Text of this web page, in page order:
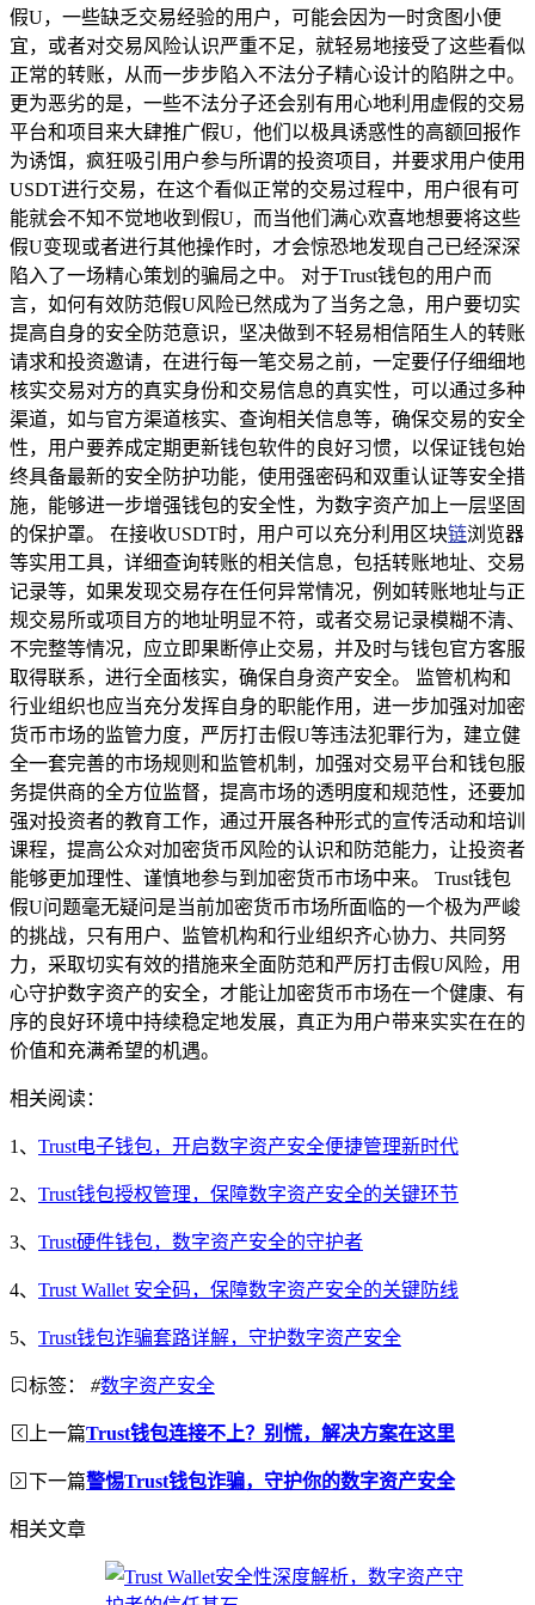
假U，一些缺乏交易经验的用户，可能会因为一时贪图小便
宜，或者对交易风险认识严重不足，就轻易地接受了这些看似
正常的转账，从而一步步陷入不法分子精心设计的陷阱之中。
更为恶劣的是，一些不法分子还会别有用心地利用虚假的交易
平台和项目来大肆推广假U，他们以极具诱惑性的高额回报作
为诱饵，疯狂吸引用户参与所谓的投资项目，并要求用户使用
USDT进行交易，在这个看似正常的交易过程中，用户很有可
能就会不知不觉地收到假U，而当他们满心欢喜地想要将这些
假U变现或者进行其他操作时，才会惊恐地发现自己已经深深
陷入了一场精心策划的骗局之中。 对于Trust钱包的用户而
言，如何有效防范假U风险已然成为了当务之急，用户要切实
提高自身的安全防范意识，坚决做到不轻易相信陌生人的转账
请求和投资邀请，在进行每一笔交易之前，一定要仔仔细细地
核实交易对方的真实身份和交易信息的真实性，可以通过多种
渠道，如与官方渠道核实、查询相关信息等，确保交易的安全
性，用户要养成定期更新钱包软件的良好习惯，以保证钱包始
终具备最新的安全防护功能，使用强密码和双重认证等安全措
施，能够进一步增强钱包的安全性，为数字资产加上一层坚固
的保护罩。 在接收USDT时，用户可以充分利用区块链浏览器
等实用工具，详细查询转账的相关信息，包括转账地址、交易
记录等，如果发现交易存在任何异常情况，例如转账地址与正
规交易所或项目方的地址明显不符，或者交易记录模糊不清、
不完整等情况，应立即果断停止交易，并及时与钱包官方客服
取得联系，进行全面核实，确保自身资产安全。 监管机构和
行业组织也应当充分发挥自身的职能作用，进一步加强对加密
货币市场的监管力度，严厉打击假U等违法犯罪行为，建立健
全一套完善的市场规则和监管机制，加强对交易平台和钱包服
务提供商的全方位监督，提高市场的透明度和规范性，还要加
强对投资者的教育工作，通过开展各种形式的宣传活动和培训
课程，提高公众对加密货币风险的认识和防范能力，让投资者
能够更加理性、谨慎地参与到加密货币市场中来。 Trust钱包
假U问题毫无疑问是当前加密货币市场所面临的一个极为严峻
的挑战，只有用户、监管机构和行业组织齐心协力、共同努
力，采取切实有效的措施来全面防范和严厉打击假U风险，用
心守护数字资产的安全，才能让加密货币市场在一个健康、有
序的良好环境中持续稳定地发展，真正为用户带来实实在在的
价值和充满希望的机遇。
相关阅读：
1、 Trust电子钱包，开启数字资产安全便捷管理新时代
2、 Trust钱包授权管理，保障数字资产安全的关键环节
3、 Trust硬件钱包，数字资产安全的守护者
4、 Trust Wallet 安全码，保障数字资产安全的关键防线
5、 Trust钱包诈骗套路详解，守护数字资产安全
标签： #数字资产安全
上一篇Trust钱包连接不上？别慌，解决方案在这里
下一篇警惕Trust钱包诈骗，守护你的数字资产安全
相关文章